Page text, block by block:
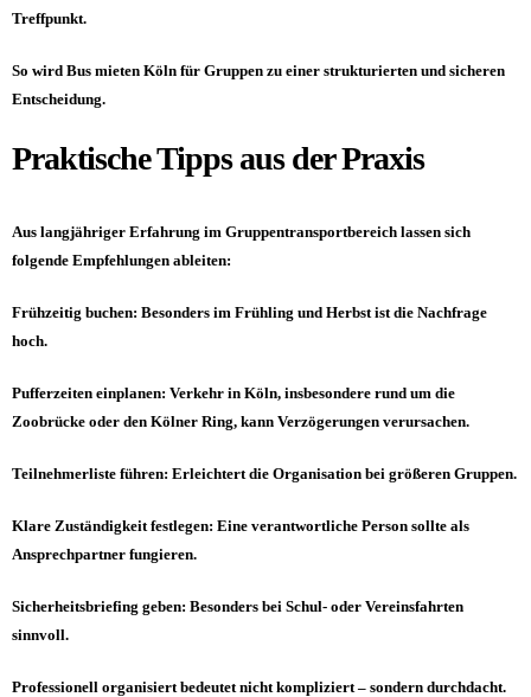
Treffpunkt.
So wird Bus mieten Köln für Gruppen zu einer strukturierten und sicheren
Entscheidung.
Praktische Tipps aus der Praxis
Aus langjähriger Erfahrung im Gruppentransportbereich lassen sich
folgende Empfehlungen ableiten:
Frühzeitig buchen: Besonders im Frühling und Herbst ist die Nachfrage
hoch.
Pufferzeiten einplanen: Verkehr in Köln, insbesondere rund um die
Zoobrücke oder den Kölner Ring, kann Verzögerungen verursachen.
Teilnehmerliste führen: Erleichtert die Organisation bei größeren Gruppen.
Klare Zuständigkeit festlegen: Eine verantwortliche Person sollte als
Ansprechpartner fungieren.
Sicherheitsbriefing geben: Besonders bei Schul- oder Vereinsfahrten
sinnvoll.
Professionell organisiert bedeutet nicht kompliziert – sondern durchdacht.